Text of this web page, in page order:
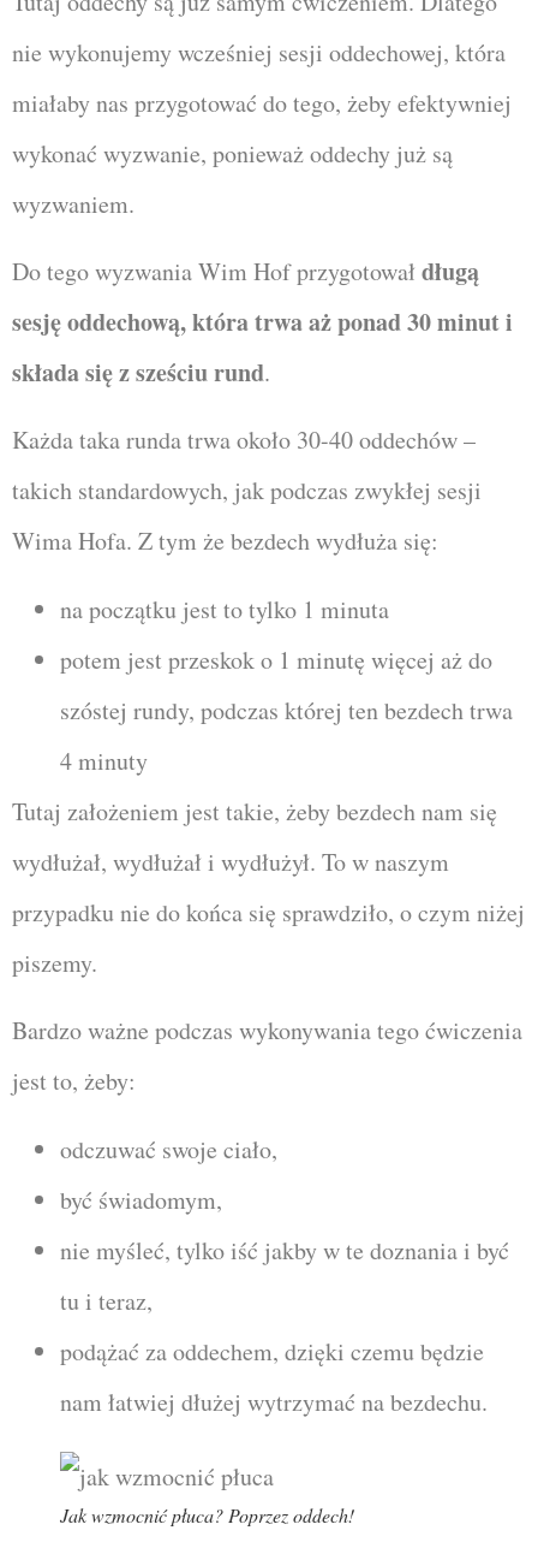
nie wykonujemy wcześniej sesji oddechowej, która
miałaby nas przygotować do tego, żeby efektywniej
wykonać wyzwanie, ponieważ oddechy już są
wyzwaniem.
Do tego wyzwania Wim Hof przygotowałdługą
sesję oddechową, która trwa aż ponad 30 minut i
składa się z sześciu rund.
Każda taka runda trwa około 30-40 oddechów –
takich standardowych, jak podczas zwykłej sesji
Wima Hofa. Z tym że bezdech wydłuża się:
na początku jest to tylko 1 minuta
potem jest przeskok o 1 minutę więcej aż do
szóstej rundy, podczas której ten bezdech trwa
4 minuty
Tutaj założeniem jest takie, żeby bezdech nam się
wydłużał, wydłużał i wydłużył. To w naszym
przypadku nie do końca się sprawdziło, o czym niżej
piszemy.
Bardzo ważne podczas wykonywania tego ćwiczenia
jest to, żeby:
odczuwać swoje ciało,
być świadomym,
nie myśleć, tylko iść jakby w te doznania i być
tu i teraz,
podążać za oddechem, dzięki czemu będzie
nam łatwiej dłużej wytrzymać na bezdechu.
Jak wzmocnić płuca? Poprzez oddech!